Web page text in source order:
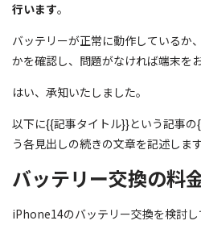
行います。
バッテリーが正常に動作しているか
かを確認し、問題がなければ端末を
はい、承知いたしました。
以下に{{記事タイトル}}という記事
う各見出しの続きの文章を記述します
バッテリー交換の料
iPhone14のバッテリー交換を検討し